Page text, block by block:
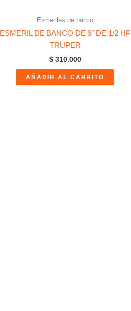
Esmeriles de banco
ESMERIL DE BANCO DE 6″ DE 1/2 HP
TRUPER
$310.000
AÑADIR AL CARRITO